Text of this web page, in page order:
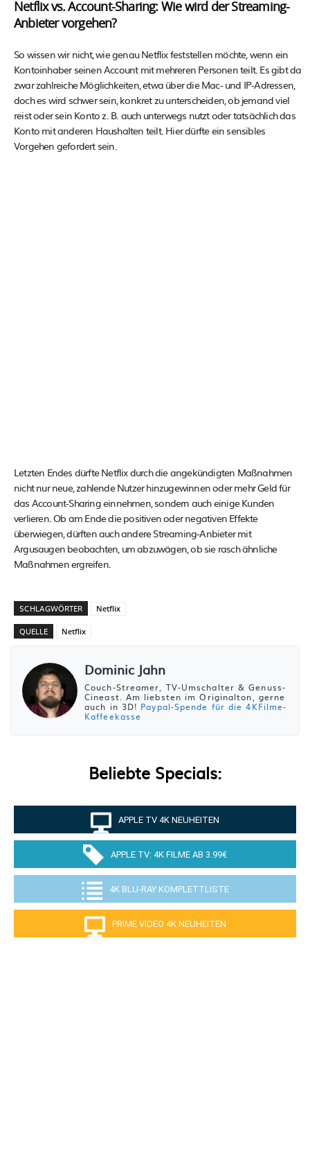
Netflix vs. Account-Sharing: Wie wird der Streaming-
Anbieter vorgehen?
So wissen wir nicht, wie genau Netflix feststellen möchte, wenn ein
Kontoinhaber seinen Account mit mehreren Personen teilt. Es gibt da
zwar zahlreiche Möglichkeiten, etwa über die Mac- und IP-Adressen,
doch es wird schwer sein, konkret zu unterscheiden, ob jemand viel
reist oder sein Konto z. B. auch unterwegs nutzt oder tatsächlich das
Konto mit anderen Haushalten teilt. Hier dürfte ein sensibles
Vorgehen gefordert sein.
Letzten Endes dürfte Netflix durch die angekündigten Maßnahmen
nicht nur neue, zahlende Nutzer hinzugewinnen oder mehr Geld für
das Account-Sharing einnehmen, sondern auch einige Kunden
verlieren. Ob am Ende die positiven oder negativen Effekte
überwiegen, dürften auch andere Streaming-Anbieter mit
Argusaugen beobachten, um abzuwägen, ob sie rasch ähnliche
Maßnahmen ergreifen.
SCHLAGWÖRTER Netflix
QUELLE Netflix
Dominic Jahn
Couch-Streamer, TV-Umschalter & Genuss-
Cineast. Am liebsten im Originalton, gerne
auch in 3D! Paypal-Spende für die 4KFilme-
Kaffeekasse
Beliebte Specials:
APPLE TV 4K NEUHEITEN
APPLE TV: 4K FILME AB 3.99€
4K BLU-RAY KOMPLETTLISTE
PRIME VIDEO 4K NEUHEITEN